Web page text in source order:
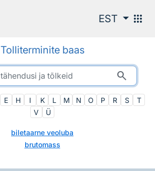
EST apps
Tolliterminite baas
search
E H I K L M N O P R S
T
V
Ü
biletaarne veoluba
brutomass